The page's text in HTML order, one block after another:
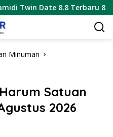
8.8 Terbaru 8 Agustus
Minuman
Satuan
2026